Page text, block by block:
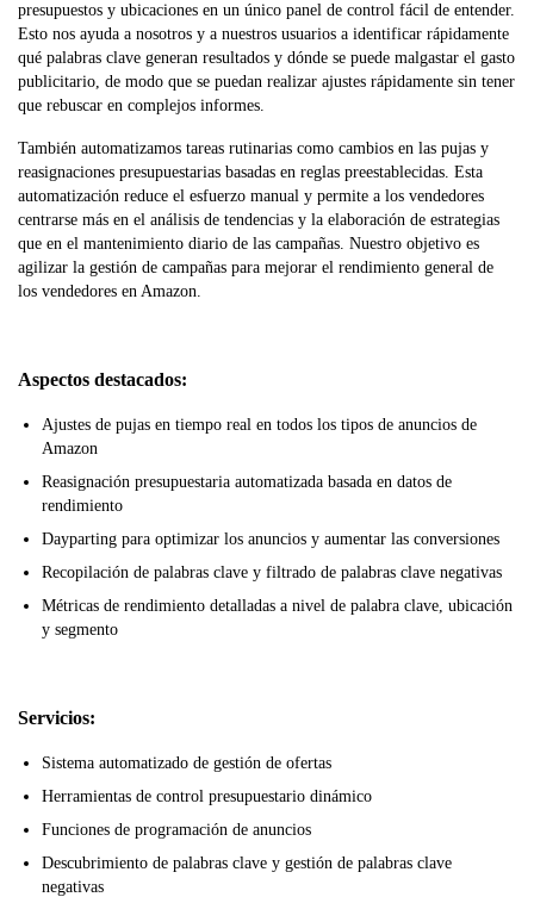
presupuestos y ubicaciones en un único panel de control fácil de entender.
Esto nos ayuda a nosotros y a nuestros usuarios a identificar rápidamente
qué palabras clave generan resultados y dónde se puede malgastar el gasto
publicitario, de modo que se puedan realizar ajustes rápidamente sin tener
que rebuscar en complejos informes.
También automatizamos tareas rutinarias como cambios en las pujas y
reasignaciones presupuestarias basadas en reglas preestablecidas. Esta
automatización reduce el esfuerzo manual y permite a los vendedores
centrarse más en el análisis de tendencias y la elaboración de estrategias
que en el mantenimiento diario de las campañas. Nuestro objetivo es
agilizar la gestión de campañas para mejorar el rendimiento general de
los vendedores en Amazon.
Aspectos destacados:
Ajustes de pujas en tiempo real en todos los tipos de anuncios de
Amazon
Reasignación presupuestaria automatizada basada en datos de
rendimiento
Dayparting para optimizar los anuncios y aumentar las conversiones
Recopilación de palabras clave y filtrado de palabras clave negativas
Métricas de rendimiento detalladas a nivel de palabra clave, ubicación
y segmento
Servicios:
Sistema automatizado de gestión de ofertas
Herramientas de control presupuestario dinámico
Funciones de programación de anuncios
Descubrimiento de palabras clave y gestión de palabras clave
negativas